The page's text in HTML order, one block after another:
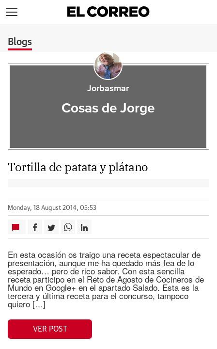
Blogs
Jorbasmar
Cosas de Jorge
Tortilla de patata y plátano
Monday, 18 August 2014, 05:53
En esta ocasión os traigo una receta espectacular de
presentación, aunque me ha quedado más fea de lo
esperado… pero de rico sabor. Con esta sencilla
receta participo en el Reto de Agosto de Cocineros de
Mundo en Google+ en el apartado Salado. Esta es la
tercera y última receta para el concurso, tampoco
quiero […]
VER POST